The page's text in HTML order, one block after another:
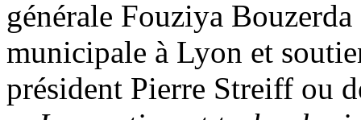
générale Fouziya
municipale à Lyon et
président Pierre Streiff ou